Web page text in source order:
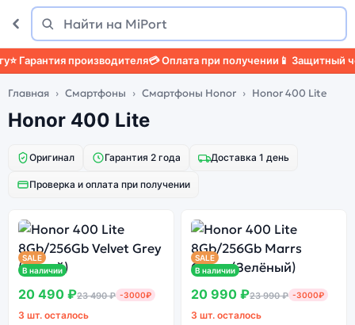
Поиск
Найти
Гарантия производителя💳 Оплата при получении📱 Защитный
Главная Смартфоны Смартфоны Honor Honor 400 Lite
Honor 400 Lite
Оригинал Гарантия 2 года Доставка 1 день
Проверка и оплата при получении
SALE
В наличии
20 490 ₽23 490 ₽ -3000₽
3 шт. осталось
SALE
В наличии
20 990 ₽23 990 ₽ -3000₽
3 шт. осталось